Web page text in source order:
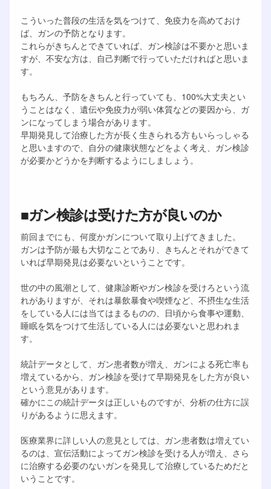
こういった普段の生活を気をつけて、免疫力を高めておけ
ば、ガンの予防となります。
これらがきちんとできていれば、ガン検診は不要かと思いま
すが、不安な方は、自己判断で行っていただければと思いま
す。
もちろん、予防をきちんと行っていても、100%大丈夫とい
うことはなく、遺伝や免疫力が弱い体質などの要因から、ガ
ンになってしまう場合があります。
早期発見して治療した方が長く生きられる方もいらっしゃる
と思いますので、自分の健康状態などをよく考え、ガン検診
が必要かどうかを判断するようにしましょう。
■ガン検診は受けた方が良いのか
前回までにも、何度かガンについて取り上げてきました。
ガンは予防が最も大切なことであり、きちんとそれができて
いれば早期発見は必要ないということです。
世の中の風潮として、健康診断やガン検診を受けろという流
れがありますが、それは暴飲暴食や喫煙など、不摂生な生活
をしている人には当てはまるものの、日頃から食事や運動、
睡眠を気をつけて生活している人には必要ないと思われま
す。
統計データとして、ガン患者数が増え、ガンによる死亡率も
増えているから、ガン検診を受けて早期発見をした方が良い
という意見があります。
確かにこの統計データは正しいものですが、分析の仕方に誤
りがあるように思えます。
医療業界に詳しい人の意見としては、ガン患者数は増えてい
るのは、宣伝活動によってガン検診を受ける人が増え、さら
に治療する必要のないガンを発見して治療しているためだと
いうことです。